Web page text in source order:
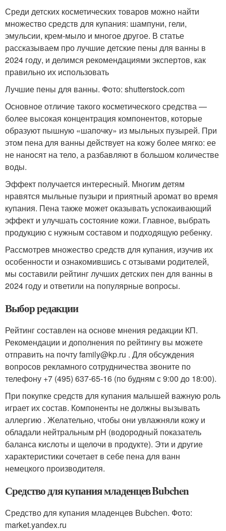
Среди детских косметических товаров можно найти
множество средств для купания: шампуни, гели,
эмульсии, крем-мыло и многое другое. В статье
рассказываем про лучшие детские пены для ванны в
2024 году, и делимся рекомендациями экспертов, как
правильно их использовать
Лучшие пены для ванны. Фото: shutterstock.com
Основное отличие такого косметического средства —
более высокая концентрация компонентов, которые
образуют пышную «шапочку» из мыльных пузырей. При
этом пена для ванны действует на кожу более мягко: ее
не наносят на тело, а разбавляют в большом количестве
воды.
Эффект получается интересный. Многим детям
нравятся мыльные пузыри и приятный аромат во время
купания. Пена также может оказывать успокаивающий
эффект и улучшать состояние кожи. Главное, выбрать
продукцию с нужным составом и подходящую ребенку.
Рассмотрев множество средств для купания, изучив их
особенности и ознакомившись с отзывами родителей,
мы составили рейтинг лучших детских пен для ванны в
2024 году и ответили на популярные вопросы.
Выбор редакции
Рейтинг составлен на основе мнения редакции КП.
Рекомендации и дополнения по рейтингу вы можете
отправить на почту family@kp.ru . Для обсуждения
вопросов рекламного сотрудничества звоните по
телефону +7 (495) 637-65-16 (по будням с 9:00 до 18:00).
При покупке средств для купания малышей важную роль
играет их состав. Компоненты не должны вызывать
аллергию . Желательно, чтобы они увлажняли кожу и
обладали нейтральным pH (водородный показатель
баланса кислоты и щелочи в продукте). Эти и другие
характеристики сочетает в себе пена для ванн
немецкого производителя.
Средство для купания младенцев Bubchen
Средство для купания младенцев Bubchen. Фото:
market.yandex.ru